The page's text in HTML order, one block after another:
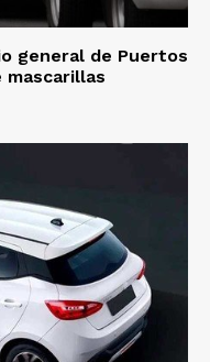
general de Puertos